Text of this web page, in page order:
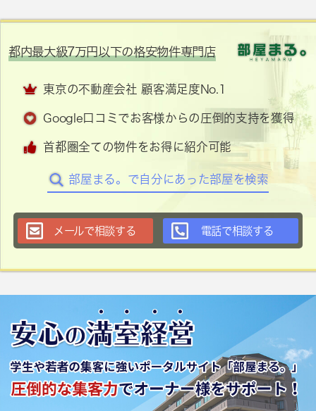
都内最大級7万円以下の格安物件専門店
東京の不動産会社 顧客満足度No.1
Google口コミでお客様からの圧倒的支持を獲得
首都圏全ての物件をお得に紹介可能
部屋まる。で自分にあった部屋を検索
メールで相談する 電話で相談する